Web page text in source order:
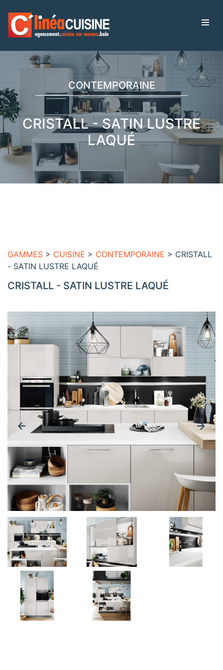
CONTEMPORAINE
CRISTALL - SATIN LUSTRE
LAQUÉ
GAMMES > CUISINE > CONTEMPORAINE > CRISTALL
- SATIN LUSTRE LAQUÉ
CRISTALL - SATIN LUSTRE LAQUÉ